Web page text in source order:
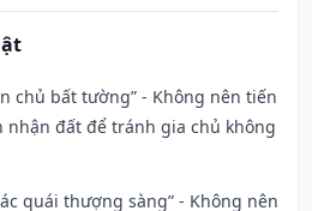
chủ bất tường” - Không nên tiến
nhận đất để tránh gia chủ không
quái thượng sàng” - Không nên